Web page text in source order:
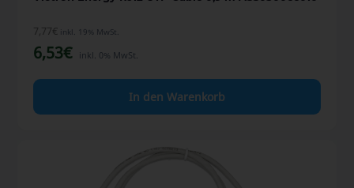
7,77€ inkl. 19% MwSt.
6,53€ inkl. 0% MwSt.
In den Warenkorb